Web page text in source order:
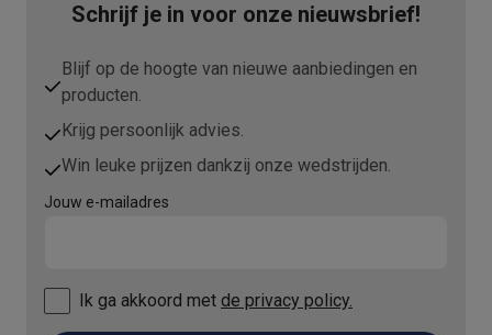
Schrijf je in voor onze nieuwsbrief!
Blijf op de hoogte van nieuwe aanbiedingen en
producten.
Krijg persoonlijk advies.
Win leuke prijzen dankzij onze wedstrijden.
Jouw e-mailadres
Ik ga akkoord met de privacy policy.